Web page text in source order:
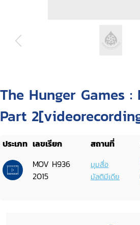
The Hunger Games :
Part
ประเภท เลขเรียก สถานที่
MOV H936
2015
มุมสื่อ
มัลติมีเดีย